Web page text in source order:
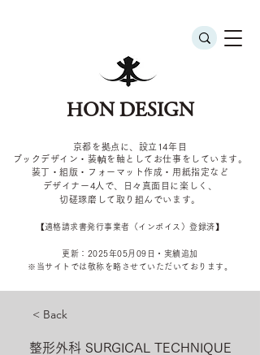
HON DESIGN
京都を拠点に、設立14年目
ブックデザイン・装幀を軸としてお仕事をしています。
装丁・組版・フォーマット作成・用紙指定など
デザイナー4 人で、日々真面目に楽しく、
切磋琢磨して取り組んでいます。
​【適格請求書発行事業者（インボイス）登録済】
更新：2025年05 月09 日・実績追加
​※当サイトでは敬称を 略させていただいております。
< Back
整形外科 SURGICAL TECHNIQUE